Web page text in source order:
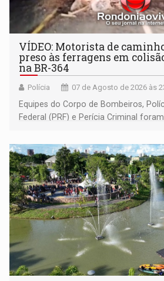
VÍDEO: Motorista de
preso às ferragens em
na BR-364
Polícia 07 de Agosto de 2026 às
Equipes do Corpo de Bombeiros,
Federal (PRF) e Perícia Criminal